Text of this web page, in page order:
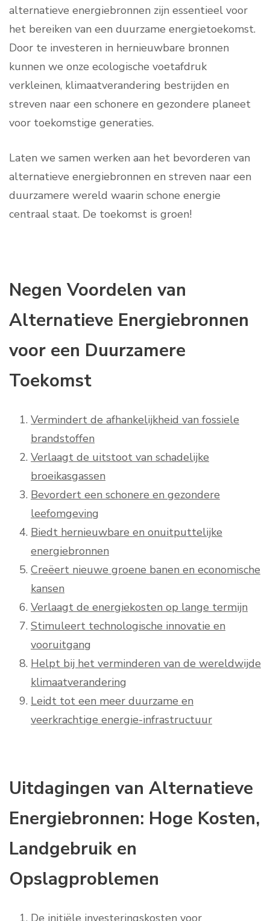
alternatieve energiebronnen zijn essentieel voor
het bereiken van een duurzame energietoekomst.
Door te investeren in hernieuwbare bronnen
kunnen we onze ecologische voetafdruk
verkleinen, klimaatverandering bestrijden en
streven naar een schonere en gezondere planeet
voor toekomstige generaties.
Laten we samen werken aan het bevorderen van
alternatieve energiebronnen en streven naar een
duurzamere wereld waarin schone energie
centraal staat. De toekomst is groen!
Negen Voordelen van
Alternatieve Energiebronnen
voor een Duurzamere
Toekomst
Vermindert de afhankelijkheid van fossiele
brandstoffen
Verlaagt de uitstoot van schadelijke
broeikasgassen
Bevordert een schonere en gezondere
leefomgeving
Biedt hernieuwbare en onuitputtelijke
energiebronnen
Creëert nieuwe groene banen en economische
kansen
Verlaagt de energiekosten op lange termijn
Stimuleert technologische innovatie en
vooruitgang
Helpt bij het verminderen van de wereldwijde
klimaatverandering
Leidt tot een meer duurzame en
veerkrachtige energie-infrastructuur
Uitdagingen van Alternatieve
Energiebronnen: Hoge Kosten,
Landgebruik en
Opslagproblemen
De initiële investeringskosten voor